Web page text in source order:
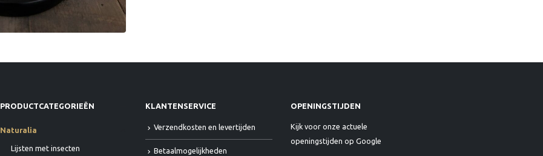
PRODUCTCATEGORIEËN
Naturalia
Lijsten met insecten
KLANTENSERVICE
Verzendkosten en levertijden
Betaalmogelijkheden
OPENINGSTIJDEN
Kijk voor onze actuele
openingstijden op Google